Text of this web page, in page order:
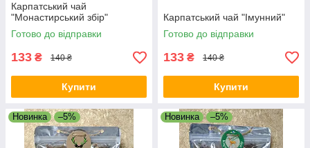
Карпатський чай
"Монастирський збір"
Готово до відправки
133 ₴ 140 ₴
Купити
Карпатський чай "Імунний"
Готово до відправки
133 ₴ 140 ₴
Купити
Новинка –5% Новинка –5%